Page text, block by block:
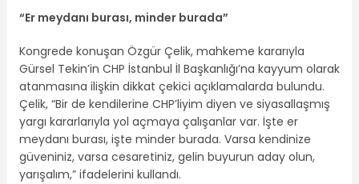
“Er meydanı burası, minder burada”
Kongrede konuşan Özgür Çelik, mahkeme kararıyla
Gürsel Tekin’in CHP İstanbul İl Başkanlığı’na kayyum olarak
atanmasına ilişkin dikkat çekici açıklamalarda bulundu.
Çelik, “Bir de kendilerine CHP’liyim diyen ve siyasallaşmış
yargı kararlarıyla yol açmaya çalışanlar var. İşte er
meydanı burası, işte minder burada. Varsa kendinize
güveniniz, varsa cesaretiniz, gelin buyurun aday olun,
yarışalım,” ifadelerini kullandı.